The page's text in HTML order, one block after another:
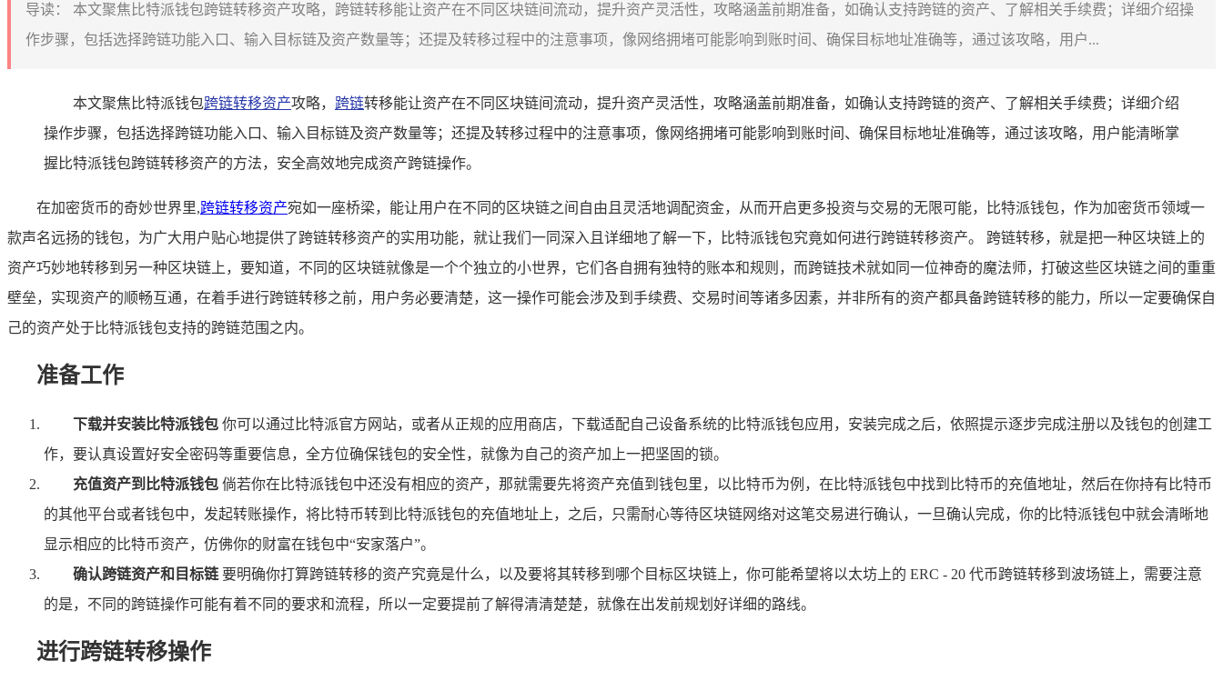
导读：
本文聚焦比特派钱包跨链转移资产攻略，跨链转移能让资产在不同区块链间流动，提升资产灵活性，攻略涵盖前期准备，如确认支持跨链的资产、了解相关手续费；详细介绍操
作步骤，包括选择跨链功能入口、输入目标链及资产数量等；还提及转移过程中的注意事项，像网络拥堵可能影响到账时间、确保目标地址准确等，通过该攻略，用户...
本文聚焦比特派钱包跨链转移资产攻略， 跨链转移能让资产在不同区块链间流动，提升资产灵活性，攻略涵盖前期准备，如确认支持跨链的资产、了解相关手续费；详细介绍
操作步骤，包括选择跨链功能入口、输入目标链及资产数量等；还提及转移过程中的注意事项，像网络拥堵可能影响到账时间、确保目标地址准确等，通过该攻略，用户能清晰掌
握比特派钱包跨链转移资产的方法，安全高效地完成资产跨链操作。
在加密货币的奇妙世界里,跨链转移资产宛如一座桥梁，能让用户在不同的区块链之间自由且灵活地调配资金，从而开启更多投资与交易的无限可能，比特派钱包，作为加密货币领域一
款声名远扬的钱包，为广大用户贴心地提供了跨链转移资产的实用功能，就让我们一同深入且详细地了解一下，比特派钱包究竟如何进行跨链转移资产。 跨链转移，就是把一种区块链上的
资产巧妙地转移到另一种区块链上，要知道，不同的区块链就像是一个个独立的小世界，它们各自拥有独特的账本和规则，而跨链技术就如同一位神奇的魔法师，打破这些区块链之间的重重
壁垒，实现资产的顺畅互通，在着手进行跨链转移之前，用户务必要清楚，这一操作可能会涉及到手续费、交易时间等诸多因素，并非所有的资产都具备跨链转移的能力，所以一定要确保自
己的资产处于比特派钱包支持的跨链范围之内。
准备工作
下载并安装比特派钱包 你可以通过比特派官方网站，或者从正规的应用商店，下载适配自己设备系统的比特派钱包应用，安装完成之后，依照提示逐步完成注册以及钱包的创建工
作，要认真设置好安全密码等重要信息，全方位确保钱包的安全性，就像为自己的资产加上一把坚固的锁。
充值资产到比特派钱包 倘若你在比特派钱包中还没有相应的资产，那就需要先将资产充值到钱包里，以比特币为例，在比特派钱包中找到比特币的充值地址，然后在你持有比特币
的其他平台或者钱包中，发起转账操作，将比特币转到比特派钱包的充值地址上，之后，只需耐心等待区块链网络对这笔交易进行确认，一旦确认完成，你的比特派钱包中就会清晰地
显示相应的比特币资产，仿佛你的财富在钱包中“安家落户”。
确认跨链资产和目标链 要明确你打算跨链转移的资产究竟是什么，以及要将其转移到哪个目标区块链上，你可能希望将以太坊上的 ERC - 20 代币跨链转移到波场链上，需要注意
的是，不同的跨链操作可能有着不同的要求和流程，所以一定要提前了解得清清楚楚，就像在出发前规划好详细的路线。
进行跨链转移操作